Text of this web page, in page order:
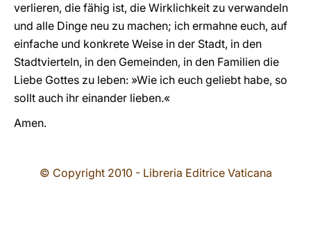
verlieren, die fähig ist, die Wirklichkeit zu verwandeln
und alle Dinge neu zu machen; ich ermahne euch, auf
einfache und konkrete Weise in der Stadt, in den
Stadtvierteln, in den Gemeinden, in den Familien die
Liebe Gottes zu leben: »Wie ich euch geliebt habe, so
sollt auch ihr einander lieben.«
Amen.
© Copyright 2010 - Libreria Editrice Vaticana